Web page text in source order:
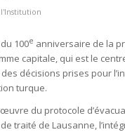
l'Institution
100e anniversaire de la
capitale, qui est le
décisions prises pour
turque.
du protocole
traité de Lausanne,